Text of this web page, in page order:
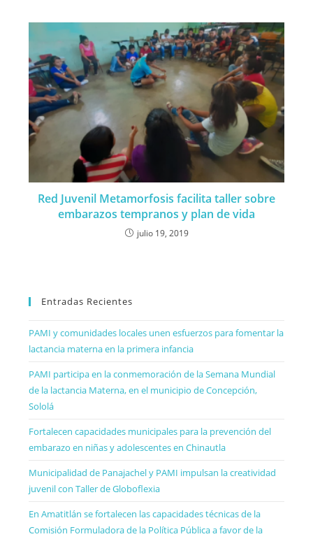
Red Juvenil Metamorfosis facilita taller sobre
embarazos tempranos y plan de vida
julio 19, 2019
Entradas Recientes
PAMI y comunidades locales unen esfuerzos para fomentar la
lactancia materna en la primera infancia
PAMI participa en la conmemoración de la Semana Mundial
de la lactancia Materna, en el municipio de Concepción,
Sololá
Fortalecen capacidades municipales para la prevención del
embarazo en niñas y adolescentes en Chinautla
Municipalidad de Panajachel y PAMI impulsan la creatividad
juvenil con Taller de Globoflexia
En Amatitlán se fortalecen las capacidades técnicas de la
Comisión Formuladora de la Política Pública a favor de la